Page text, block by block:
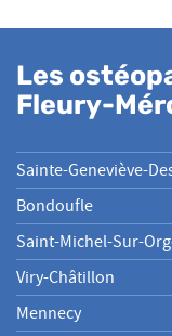
Les
Fleury-
Sainte-Geneviève-
Bondoufle
Saint-Michel-Sur-
Viry-Châtillon
Mennecy